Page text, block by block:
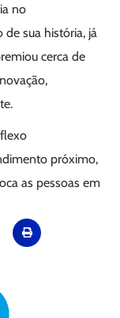
no
sua história, já
cerca de
próximo,
as pessoas em